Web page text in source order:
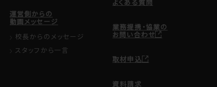
運営側からの
動画メッセージ
校長からのメッセージ
スタッフから一言
よくある質問
業務提携・協業の
お問い合わせ
取材申込
資料請求